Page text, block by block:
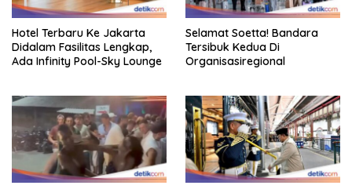
Hotel Terbaru Ke Jakarta
Didalam Fasilitas Lengkap,
Ada Infinity Pool-Sky Lounge
Selamat Soetta! Bandara
Tersibuk Kedua Di
Organisasiregional